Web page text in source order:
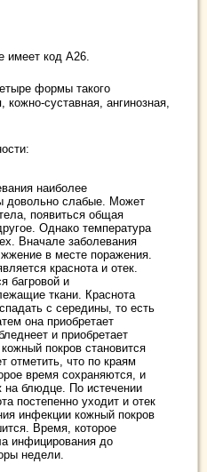
имеет код А26.
формы такого
суставная, ангинозная,
наиболее
довольно слабые. Может
появиться общая
Однако температура
Вначале заболевания
в месте поражения.
краснота и отек.
багровой и
ткани. Краснота
с середины, то есть
она приобретает
и приобретает
покров становится
отметить, что по краям
время сохраняются, и
на блюдце. По истечении
постепенно уходит и отек
инфекции кожный покров
Время, которое
инфицирования до
недели.